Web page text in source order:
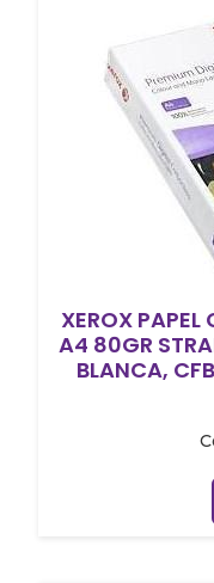
XEROX PAPEL
A4 80GR
BLANCA,